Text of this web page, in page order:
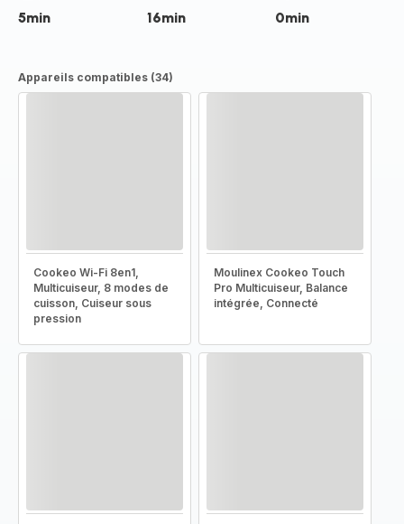
5min 16min 0min
Appareils compatibles (34)
Cookeo Wi-Fi 8en1,
Multicuiseur, 8 modes de
cuisson, Cuiseur sous
pression
Moulinex Cookeo Touch
Pro Multicuiseur, Balance
intégrée, Connecté